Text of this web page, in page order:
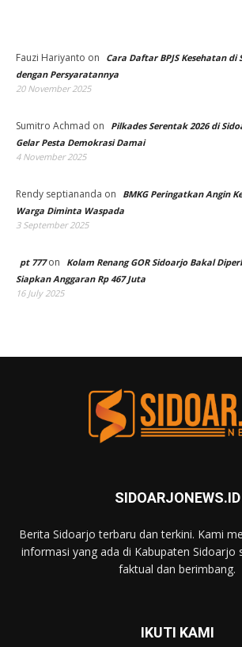
Fauzi Hariyanto on
Cara Daftar BPJS Kesehatan di
dengan Persyaratannya
20 November 2025
Sumitro Achmad on
Pilkades Serentak 2026 di
Gelar Pesta Demokrasi Damai
4 November 2025
Rendy septiananda on
BMKG Peringatkan Angin
Warga Diminta Waspada
3 September 2025
pt 777on
Kolam Renang GOR Sidoarjo Bakal
Siapkan Anggaran Rp 467 Juta
16 July 2025
SIDOARJONEWS.ID
Berita Sidoarjo terbaru dan terkini. Kami
informasi yang ada di Kabupaten Sidoarjo
faktual dan berimbang.
IKUTI KAMI